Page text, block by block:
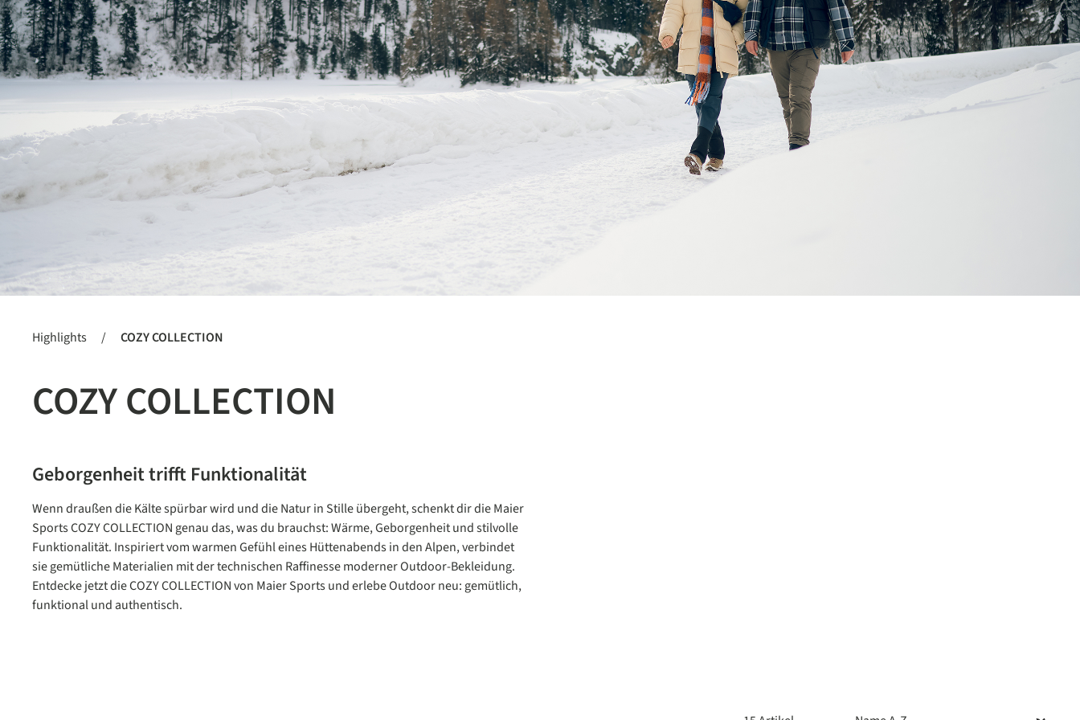
Highlights / COZY COLLECTION
COZY COLLECTION
Geborgenheit trifft Funktionalität
Wenn draußen die Kälte spürbar wird und die Natur in Stille übergeht, schenkt dir die Maier
SportsCOZY COLLECTION genau das, was du brauchst: Wärme, Geborgenheit und stilvolle
Funktionalität. Inspiriert vom warmen Gefühl eines Hüttenabends in den Alpen, verbindet
sie gemütliche Materialien mit der technischen Raffinesse moderner Outdoor-Bekleidung.
Entdecke jetzt dieCOZY COLLECTIONvon Maier Sports und erlebe Outdoor neu: gemütlich,
funktional und authentisch.